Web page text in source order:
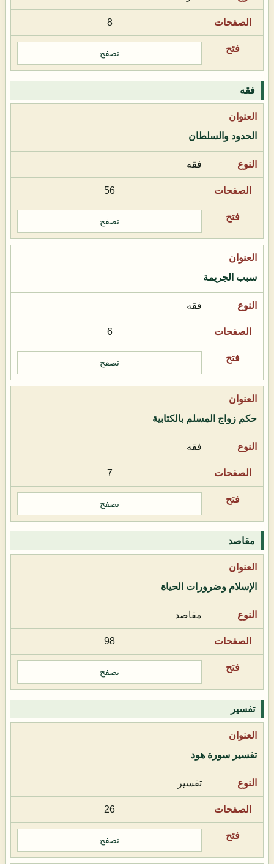
8
تصفح
فقه
الحدود والسلطان
فقه
56
تصفح
سبب الجريمة
فقه
6
تصفح
حكم زواج المسلم بالكتابية
فقه
7
تصفح
مقاصد
الإسلام وضرورات الحياة
مقاصد
98
تصفح
تفسير
تفسير سورة هود
تفسير
26
تصفح